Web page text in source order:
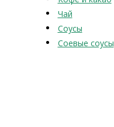
Чай
Соусы
Соевые соусы